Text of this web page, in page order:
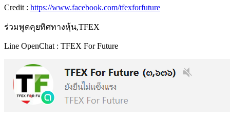
Credit : https://www.facebook.com/tfexforfuture
ร่วมพูดคุยทิศทางหุ้น,TFEX
Line OpenChat : TFEX For Future